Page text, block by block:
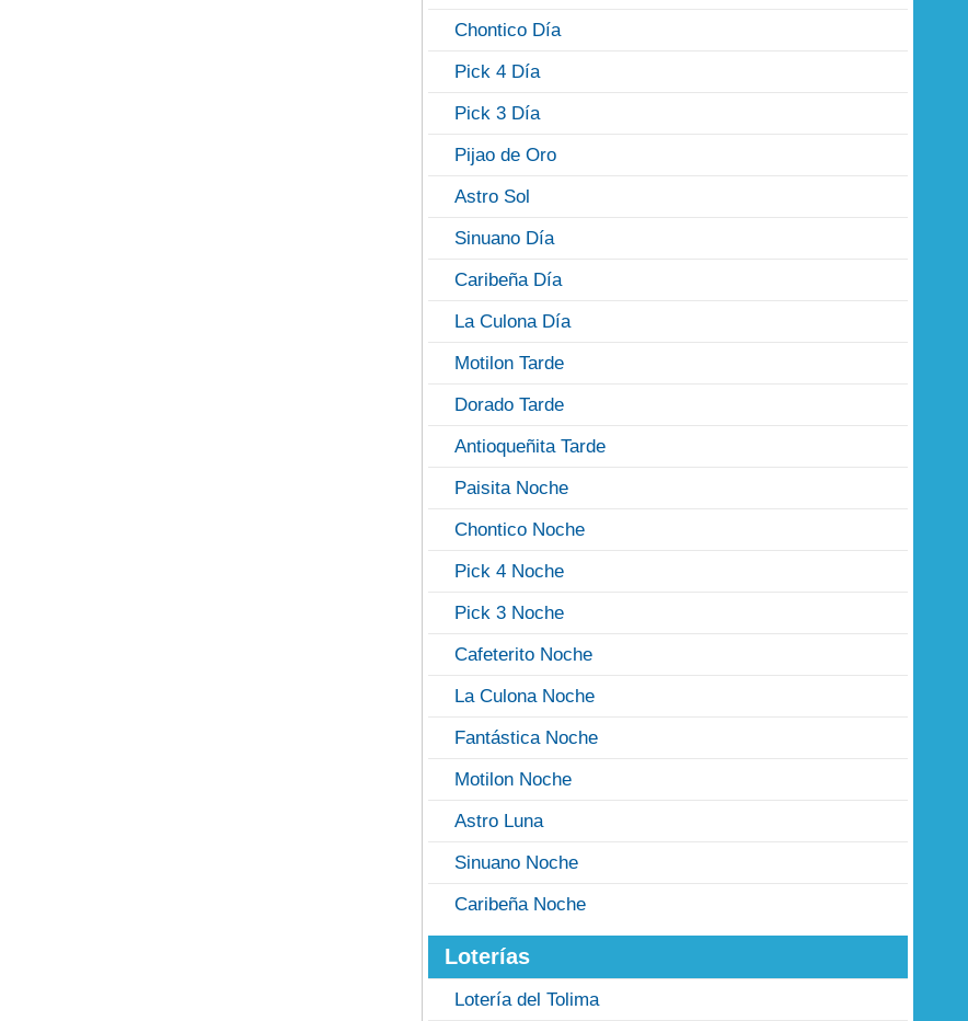
Chontico Día
Pick 4 Día
Pick 3 Día
Pijao de Oro
Astro Sol
Sinuano Día
Caribeña Día
La Culona Día
Motilon Tarde
Dorado Tarde
Antioqueñita Tarde
Paisita Noche
Chontico Noche
Pick 4 Noche
Pick 3 Noche
Cafeterito Noche
La Culona Noche
Fantástica Noche
Motilon Noche
Astro Luna
Sinuano Noche
Caribeña Noche
Loterías
Lotería del Tolima